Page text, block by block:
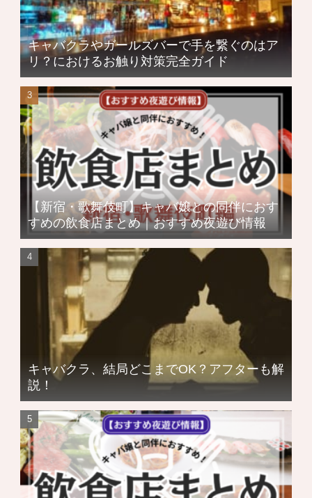
キャバクラやガールズバーで手を繋ぐのはア
リ？におけるお触り対策完全ガイド
【新宿・歌舞伎町】キャバ嬢との同伴におす
すめの飲食店まとめ｜おすすめ夜遊び情報
キャバクラ、結局どこまでOK？アフターも解
説！